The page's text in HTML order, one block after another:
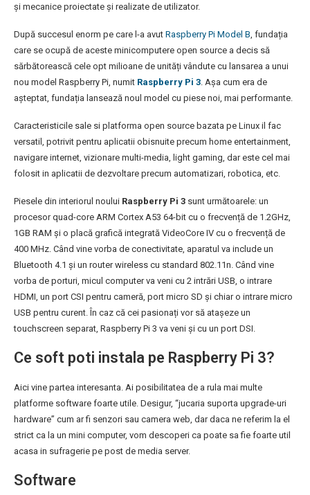
și mecanice proiectate și realizate de utilizator.
După succesul enorm pe care l-a avut Raspberry Pi Model B , fundația
care se ocupă de aceste minicomputere open source a decis să
sărbătorească cele opt milioane de unități vândute cu lansarea a unui
nou model Raspberry Pi, numit Raspberry Pi 3 . Așa cum era de
așteptat, fundația lansează noul model cu piese noi, mai performante.
Caracteristicile sale si platforma open source bazata pe Linux il fac
versatil, potrivit pentru aplicatii obisnuite precum home entertainment,
navigare internet, vizionare multi-media, light gaming, dar este cel mai
folosit in aplicatii de dezvoltare precum automatizari, robotica, etc.
Piesele din interiorul noului Raspberry Pi 3 sunt următoarele: un
procesor quad-core ARM Cortex A53 64-bit cu o frecvență de 1.2GHz,
1GB RAM și o placă grafică integrată VideoCore IV cu o frecvență de
400 MHz. Când vine vorba de conectivitate, aparatul va include un
Bluetooth 4.1 și un router wireless cu standard 802.11n. Când vine
vorba de porturi, micul computer va veni cu 2 intrări USB, o intrare
HDMI, un port CSI pentru cameră, port micro SD și chiar o intrare micro
USB pentru curent. În caz că cei pasionați vor să atașeze un
touchscreen separat, Raspberry Pi 3 va veni și cu un port DSI.
Ce soft poti instala pe Raspberry Pi 3?
Aici vine partea interesanta. Ai posibilitatea de a rula mai multe
platforme software foarte utile. Desigur, “jucaria suporta upgrade-uri
hardware” cum ar fi senzori sau camera web, dar daca ne referim la el
strict ca la un mini computer, vom descoperi ca poate sa fie foarte util
acasa in sufragerie pe post de media server.
Software